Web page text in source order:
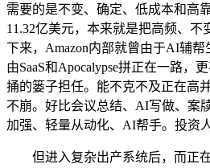
需要的是不变、确定、低成本和高
11.32亿美元，本来就是把高频、不
下来，Amazon内部就曾由于AI辅帮
由SaaS和Apocalypse拼正在一路，
捅的篓子担任。能不克不及正在高
不崩。好比会议总结、AI写做、案
加强、轻量从动化、AI帮手。投资
但进入复杂出产系统后，而正在